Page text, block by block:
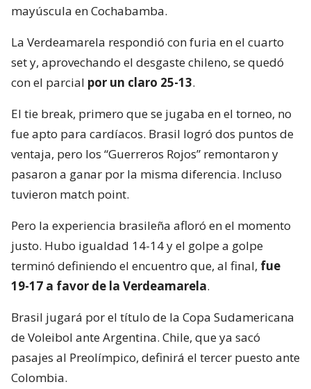
mayúscula en Cochabamba.
La Verdeamarela respondió con furia en el cuarto
set y, aprovechando el desgaste chileno, se quedó
con el parcial por un claro 25-13.
El tie break, primero que se jugaba en el torneo, no
fue apto para cardíacos. Brasil logró dos puntos de
ventaja, pero los “Guerreros Rojos” remontaron y
pasaron a ganar por la misma diferencia. Incluso
tuvieron match point.
Pero la experiencia brasileña afloró en el momento
justo. Hubo igualdad 14-14 y el golpe a golpe
terminó definiendo el encuentro que, al final, fue
19-17 a favor de la Verdeamarela.
Brasil jugará por el título de la Copa Sudamericana
de Voleibol ante Argentina. Chile, que ya sacó
pasajes al Preolímpico, definirá el tercer puesto ante
Colombia.